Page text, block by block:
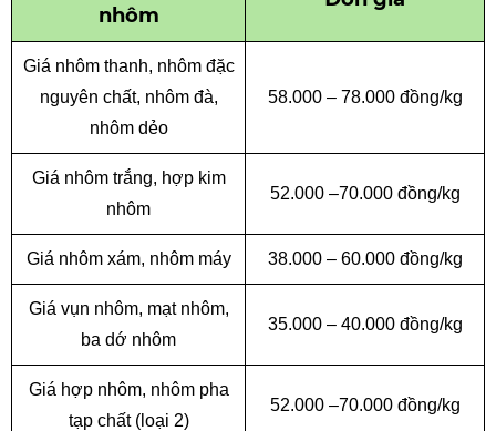
nhôm
Giá nhôm thanh, nhôm đặc
nguyên chất, nhôm đà,
nhôm dẻo
58.000 – 78.000 đồng/kg
Giá nhôm trắng, hợp kim
nhôm
52.000 –70.000 đồng/kg
Giá nhôm xám, nhôm máy 38.000 – 60.000 đồng/kg
Giá vụn nhôm, mạt nhôm,
ba dớ nhôm
35.000 – 40.000 đồng/kg
Giá hợp nhôm, nhôm pha
tạp chất (loại 2)
52.000 –70.000 đồng/kg